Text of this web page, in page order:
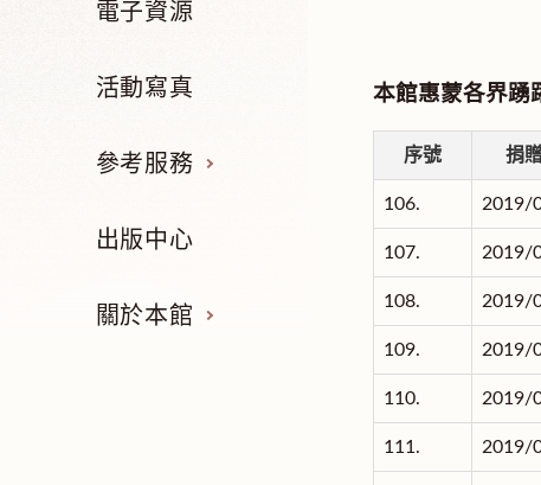
電子資源
活動寫真
參考服務
出版中心
關於本館
本館惠蒙各界踴
序號 捐
106. 2019/
107. 2019/
108. 2019/
109. 2019/
110. 2019/
111. 2019/